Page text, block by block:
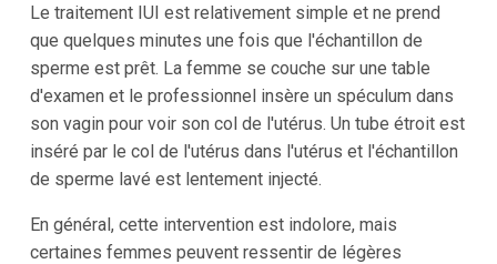
Le traitement IUI est relativement simple et ne prend
que quelques minutes une fois que l'échantillon de
sperme est prêt. La femme se couche sur une table
d'examen et le professionnel insère un spéculum dans
son vagin pour voir son col de l'utérus. Un tube étroit est
inséré par le col de l'utérus dans l'utérus et l'échantillon
de sperme lavé est lentement injecté.
En général, cette intervention est indolore, mais
certaines femmes peuvent ressentir de légères